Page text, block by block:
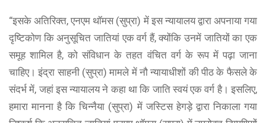
“इसके अतिरिक्त, एनएम थॉमस (सुप्रा) में इस न्यायालय द्वारा अपनाया गया
दृष्टिकोण कि अनुसूचित जातियां एक वर्ग हैं, क्योंकि उनमें जातियों का एक
समूह शामिल है, को संविधान के तहत वंचित वर्ग के रूप में पढ़ा जाना
चाहिए। इंद्रा साहनी (सुप्रा) मामले में नौ न्यायाधीशों की पीठ के फैसले के
संदर्भ में, जहां इस न्यायालय ने कहा था कि जाति स्वयं एक वर्ग है। इसलिए,
हमारा मानना ​​है कि चिन्नैया (सुप्रा) में जस्टिस हेगड़े द्वारा निकाला गया